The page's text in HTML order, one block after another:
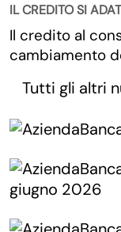
IL CREDITO SI
Il credito al
cambiamento
Tutti gli altri